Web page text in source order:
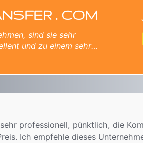
- vom
. COM
sind sie sehr
und zu einem sehr
für die großartige Erfahrung
professionell, pünktlich, die
Ich empfehle dieses